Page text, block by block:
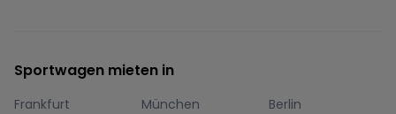
Sportwagen mieten in
Frankfurt München
Berlin